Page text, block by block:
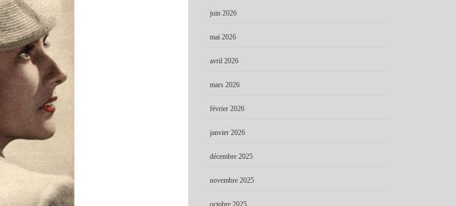
juin 2026
mai 2026
avril 2026
mars 2026
février 2026
janvier 2026
décembre 2025
novembre 2025
octobre 2025